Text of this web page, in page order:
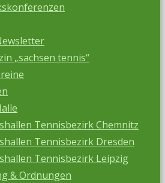
„sachsen tennis“
Tennisbezirk Chemnitz
Tennisbezirk Dresden
Tennisbezirk Leipzig
& Ordnungen